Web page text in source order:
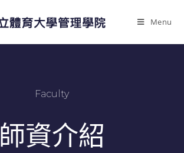
Menu
Faculty
師資介紹